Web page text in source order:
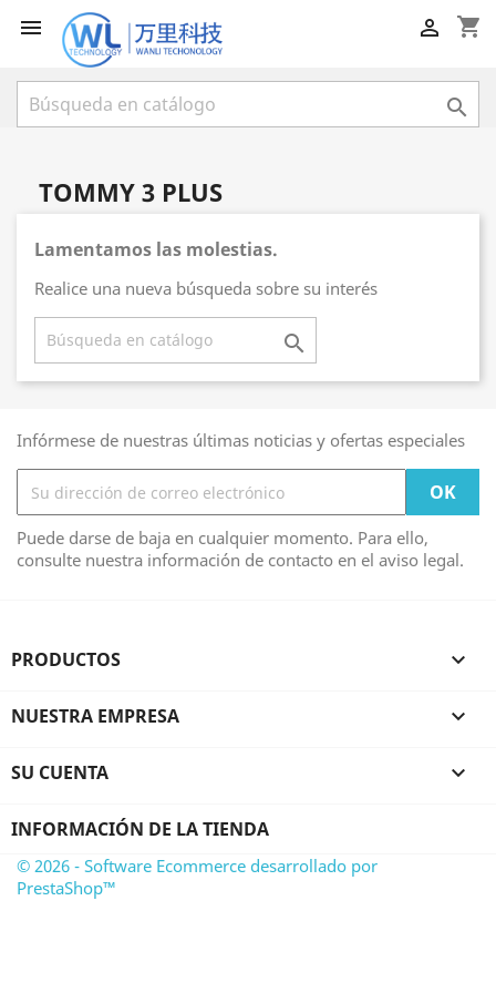
 shopping_cart


TOMMY 3 PLUS
Lamentamos las molestias.
Realice una nueva búsqueda sobre su interés

Infórmese de nuestras últimas noticias y ofertas especiales
Puede darse de baja en cualquier momento. Para ello,
consulte nuestra información de contacto en el aviso legal.
PRODUCTOS 
NUESTRA EMPRESA 
SU CUENTA 
INFORMACIÓN DE LA TIENDA
© 2026 - Software Ecommerce desarrollado por
PrestaShop™